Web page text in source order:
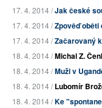
17. 4. 2014 /Jak české
17. 4. 2014 /Zpověď
17. 4. 2014 /Začarovaný
18. 4. 2014 /Michal Z.
18. 4. 2014 /Muži v
18. 4. 2014 /Lubomír
18. 4. 2014 /Ke